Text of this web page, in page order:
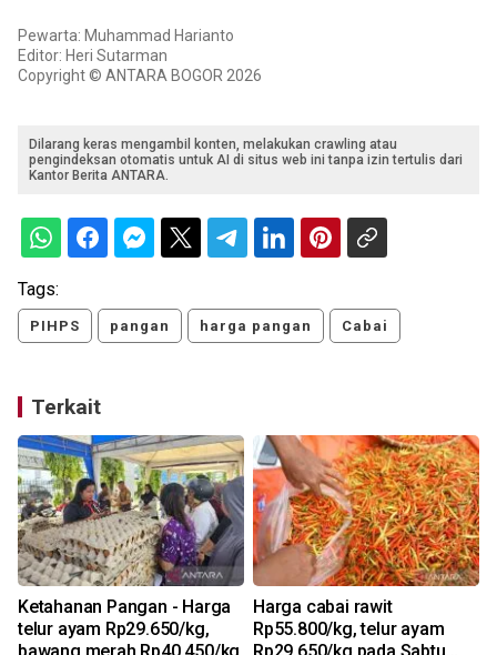
Pewarta: Muhammad Harianto
Editor: Heri Sutarman
Copyright © ANTARA BOGOR 2026
Dilarang keras mengambil konten, melakukan crawling atau
pengindeksan otomatis untuk AI di situs web ini tanpa izin tertulis dari
Kantor Berita ANTARA.
Tags:
PIHPS pangan harga pangan Cabai
Terkait
Ketahanan Pangan - Harga
telur ayam Rp29.650/kg,
Harga cabai rawit
Rp55.800/kg, telur ayam